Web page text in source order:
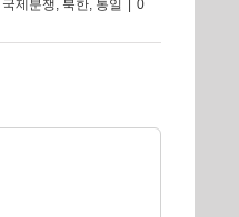
국제분쟁, 북한, 통일
0